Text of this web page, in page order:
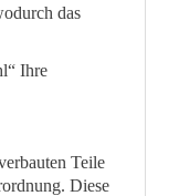
das
Ihre
Teile
Diese